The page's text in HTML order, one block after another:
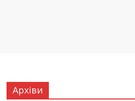
Архіви